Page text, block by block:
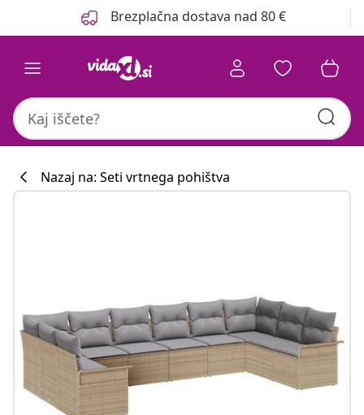
Brezplačna dostava nad 80 €
Nazaj na: Seti vrtnega pohištva